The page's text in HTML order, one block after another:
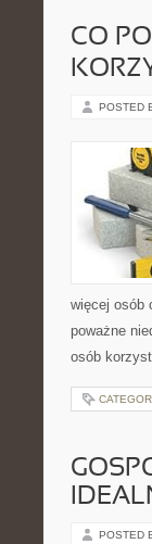
CO
POSTED
więcej osób
poważne
osób
POSTED